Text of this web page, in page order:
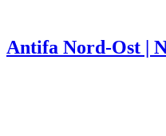
Antifa Nord-Ost |